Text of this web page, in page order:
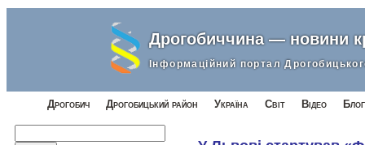
Дрогобиччина — новини
Інформаційний портал
Дрогобич Дрогобицький район Україна Світ Відео
Найти: